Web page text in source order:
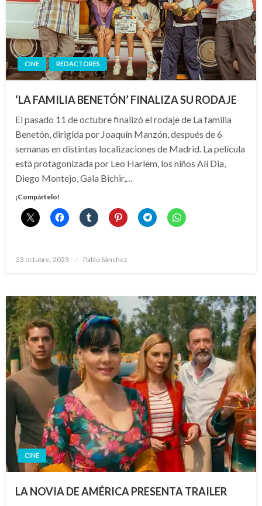
CINE REDACTORES
‘LA FAMILIA BENETÓN’ FINALIZA SU RODAJE
El pasado 11 de octubre finalizó el rodaje de La familia
Benetón, dirigida por Joaquín Manzón, después de 6
semanas en distintas localizaciones de Madrid. La película
está protagonizada por Leo Harlem, los niños Alí Dia,
Diego Montejo, Gala Bichir,…
¡Compártelo!
Publicado
23 octubre, 2023 Pablo Sánchez
CINE
LA NOVIA DE AMÉRICA PRESENTA TRAILER